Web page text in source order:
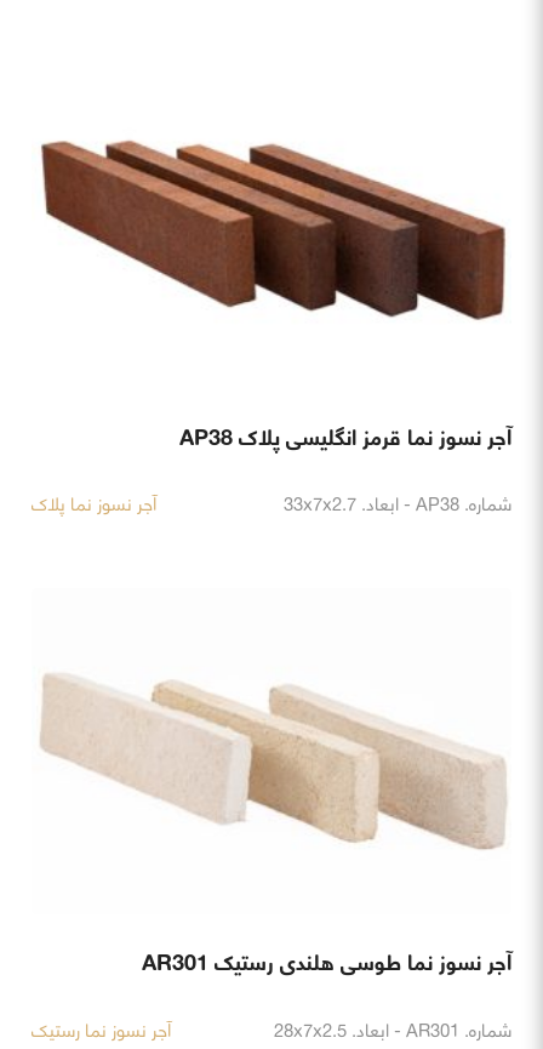
آجر نسوز نما قرمز انگلیسی پلاک AP38
شماره. AP38 - ابعاد. 33x7x2.7 آجر نسوز نما پلاک
آجر نسوز نما طوسی هلندی رستیک AR301
شماره. AR301 - ابعاد. 28x7x2.5 آجر نسوز نما رستیک